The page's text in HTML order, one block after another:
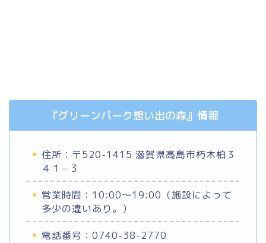
『グリーンパーク想い出の森』情報
住所：〒520-1415 滋賀県高島市朽木柏３
４１−３
営業時間：10:00～19:00（施設によって
多少の違いあり。）
電話番号：0740-38-2770